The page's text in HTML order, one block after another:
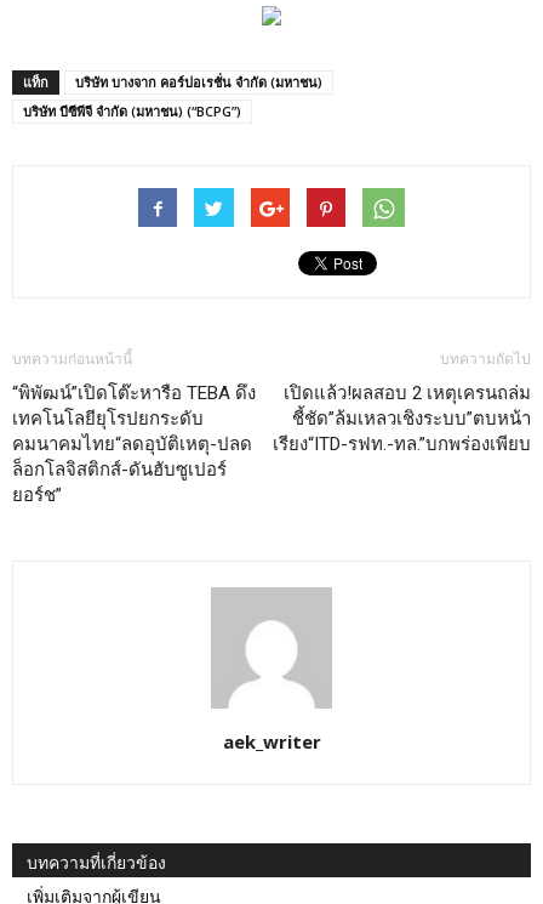
แท็ก
บริษัท บางจาก คอร์ปอเรชั่น จำกัด (มหาชน)
บริษัท บีซีพีจี จำกัด (มหาชน) (“BCPG”)
บทความก่อนหน้านี้
“พิพัฒน์”เปิดโต๊ะหารือ TEBA ดึง
เทคโนโลยียุโรปยกระดับ
คมนาคมไทย“ลดอุบัติเหตุ-ปลด
ล็อกโลจิสติกส์-ดันฮับซูเปอร์
ยอร์ช”
บทความถัดไป
เปิดแล้ว!ผลสอบ 2 เหตุเครนถล่ม
ชี้ชัด”ล้มเหลวเชิงระบบ”ตบหน้า
เรียง“ITD-รฟท.-ทล.”บกพร่องเพียบ
aek_writer
บทความที่เกี่ยวข้อง
เพิ่มเติมจากผู้เขียน